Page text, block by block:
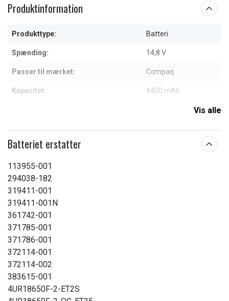
Produktinformation
Produkttype: Batteri
Spænding: 14,8 V
Passer til mærket: Compaq
Kapacitet: 4400 mAh
Vis alle
Batteriet erstatter
113955-001
294038-182
319411-001
319411-001N
361742-001
371785-001
371786-001
372114-001
372114-002
383615-001
4UR18650F-2-ET2S